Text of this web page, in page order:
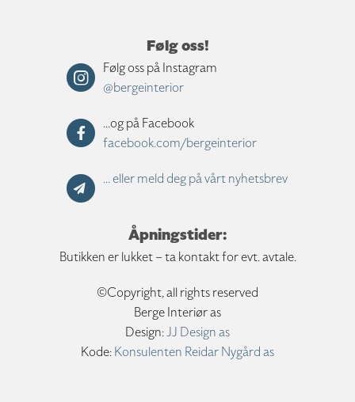
Følg oss!
Følg oss på Instagram
@bergeinterior
...og på Facebook
facebook.com/bergeinterior
... eller meld deg på vårt nyhetsbrev
Åpningstider:
Butikken er lukket – ta kontakt for evt. avtale.
©Copyright, all rights reserved
Berge Interiør as
Design:JJ Design as
Kode:Konsulenten Reidar Nygård as